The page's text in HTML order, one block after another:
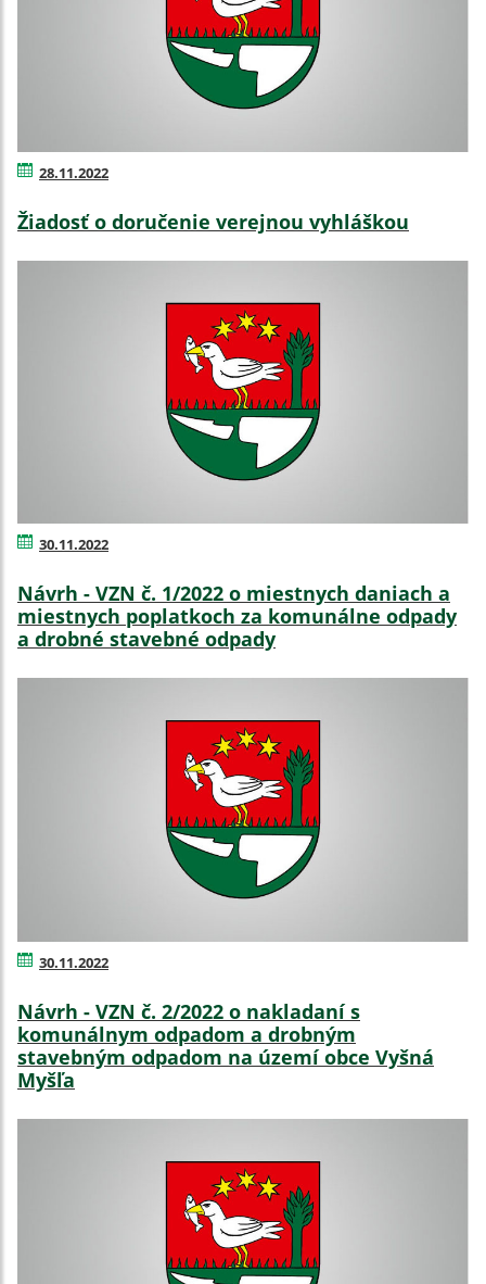
28.11.2022
Žiadosť o doručenie verejnou vyhláškou
30.11.2022
Návrh - VZN č. 1/2022 o miestnych daniach a
miestnych poplatkoch za komunálne odpady
a drobné stavebné odpady
30.11.2022
Návrh - VZN č. 2/2022 o nakladaní s
komunálnym odpadom a drobným
stavebným odpadom na území obce Vyšná
Myšľa